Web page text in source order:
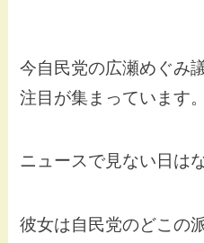
今自民党の広瀬めぐみ
注目が集まっています。
ニュースで見ない日は
彼女は自民党のどこの